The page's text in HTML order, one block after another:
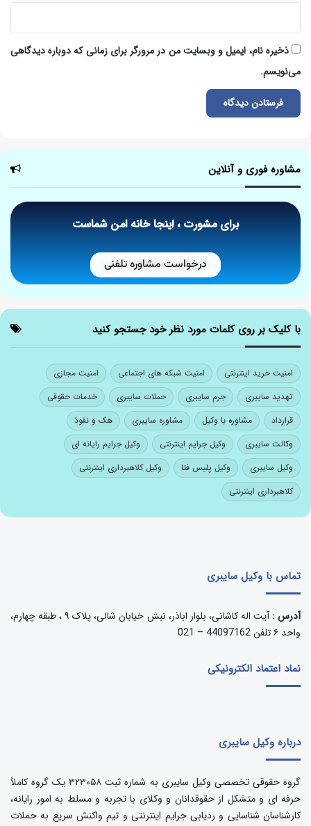
ذخیره نام، ایمیل و وبسایت من در مرورگر برای زمانی که دوباره دیدگاهی
می‌نویسم.
مشاوره فوری و آنلاین
برای مشورت ، اینجا خانه امن شماست
درخواست مشاوره تلفنی
با کلیک بر روی کلمات مورد نظر خود جستجو کنید
امنیت خرید اینترنتی امنیت شبکه های اجتماعی
امنیت مجازی
تهدید سایبری
جرم سایبری حملات سایبری
خدمات حقوقی
قرارداد
مشاوره با وکیل مشاوره سایبری
هک و نفوذ
وکالت سایبری
وکیل جرایم اینترنتی
وکیل جرایم رایانه ای
وکیل سایبری
وکیل پلیس فتا
وکیل کلاهبرداری اینترنتی
کلاهبرداری اینترنتی
تماس با وکیل سایبری
آدرس :
آیت اله کاشانی، بلوار اباذر، نبش خیابان شالی، پلاک ۹ ، طبقه چهارم،
واحد ۶ تلفن 44097162 – 021
نماد اعتماد الکترونیکی
درباره وکیل سایبری
گروه حقوقی تخصصی وکیل سایبری به شماره ثبت ۳۲۳۰۵۸ یک گروه کاملاً
حرفه ای و متشکل از حقوقدانان و وکلای با تجربه و مسلط به امور رایانه،
کارشناسان شناسایی و ردیابی جرایم اینترنتی و تیم واکنش سریع به حملات